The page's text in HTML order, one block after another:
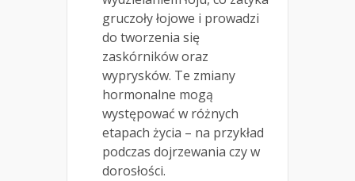
gruczoły łojowe i prowadzi
do tworzenia się
zaskórników oraz
wyprysków. Te zmiany
hormonalne mogą
występować w różnych
etapach życia – na przykład
podczas dojrzewania czy w
dorosłości.